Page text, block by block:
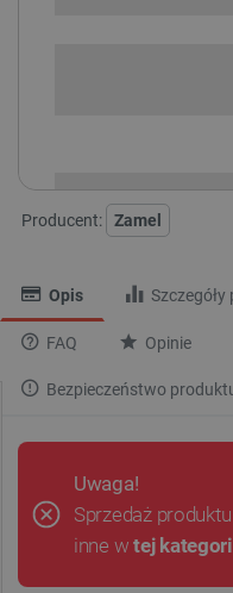
Producent: Zamel
Opis
FAQ Opinie
Bezpieczeństwo
Uwaga!
Sprzedaż
inne wtej